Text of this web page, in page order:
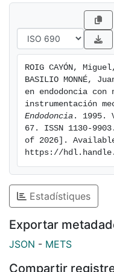
y mecanismo de
clínica de los mismos.
ROIG CAYÓN,
BASILIO MONNÉ,
en endodoncia con
Endodoncia . 1995.
67. ISSN 1130-
of 2026].
https://
Estadístiques
Exportar
JSON - METS
Compartir